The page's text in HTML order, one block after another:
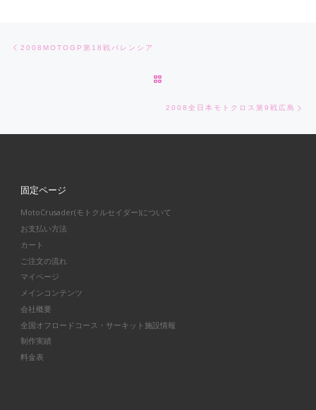
Post navigation
2008MOTOGP第18戦バレンシア
2008全日本モトクロス第9戦広島
固定ページ
MotoCrusader(モトクルセイダー)について
お支払い方法
カート
ご注文の流れ
マイページ
メインコンテンツ
会社概要
全国オフロードコース・サーキット施設情報
制作実績
料金表